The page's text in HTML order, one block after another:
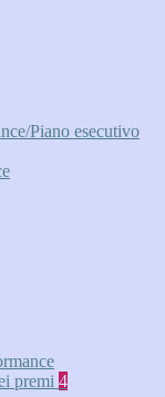
Piano esecutivo
premi 4